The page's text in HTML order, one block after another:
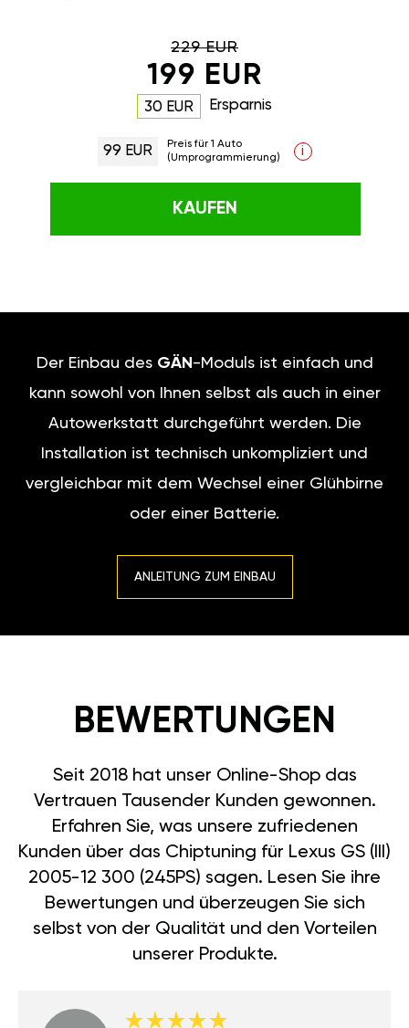
229 EUR
199 EUR
30 EUR Ersparnis
99 EUR
Preis für 1 Auto
(Umprogrammierung)
i
KAUFEN
Der Einbau des GÄN -Moduls ist einfach und
kann sowohl von Ihnen selbst als auch in einer
Autowerkstatt durchgeführt werden. Die
Installation ist technisch unkompliziert und
vergleichbar mit dem Wechsel einer Glühbirne
oder einer Batterie.
ANLEITUNG ZUM EINBAU
BEWERTUNGEN
Seit 2018 hat unser Online-Shop das
Vertrauen Tausender Kunden gewonnen.
Erfahren Sie, was unsere zufriedenen
Kunden über das Chiptuning für Lexus GS (III)
2005-12 300 (245PS) sagen. Lesen Sie ihre
Bewertungen und überzeugen Sie sich
selbst von der Qualität und den Vorteilen
unserer Produkte.